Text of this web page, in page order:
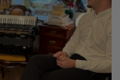
cultural ...